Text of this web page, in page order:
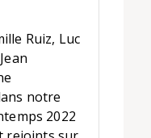
Ruiz, Luc
notre
2022